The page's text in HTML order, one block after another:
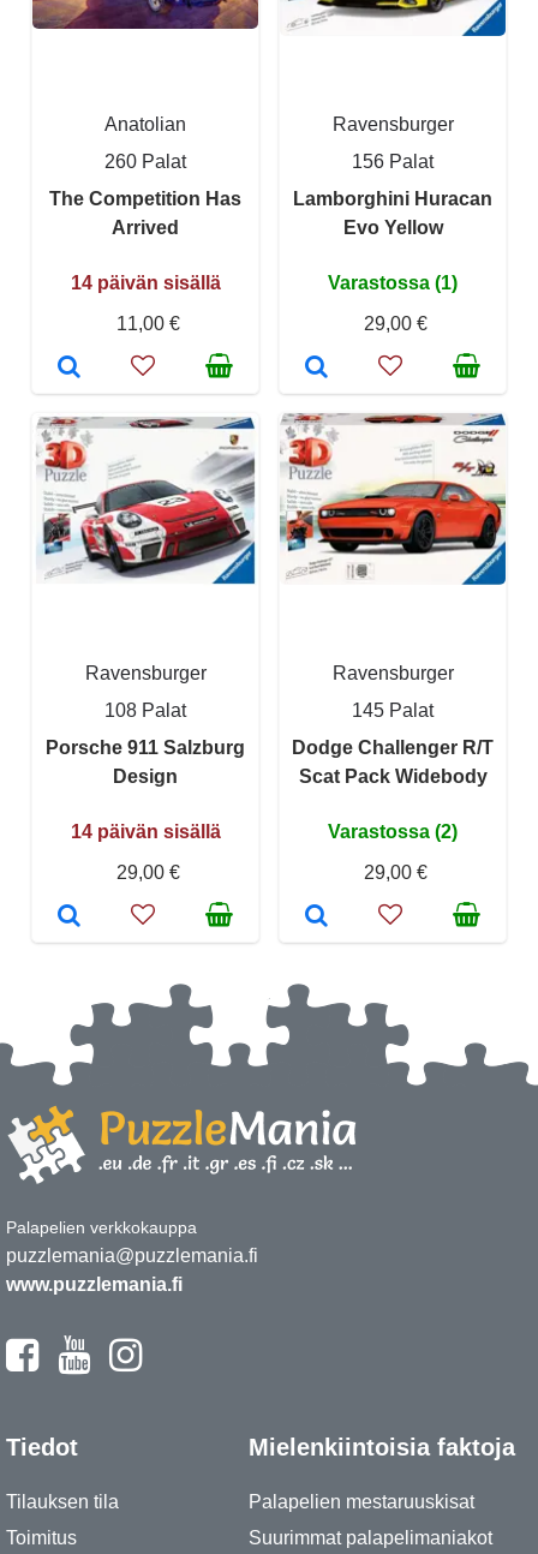
Anatolian
260 Palat
The Competition Has
Arrived
14 päivän sisällä
11,00 €
Ravensburger
156 Palat
Lamborghini Huracan
Evo Yellow
Varastossa (1)
29,00 €
Ravensburger
108 Palat
Porsche 911 Salzburg
Design
14 päivän sisällä
29,00 €
Ravensburger
145 Palat
Dodge Challenger R/T
Scat Pack Widebody
Varastossa (2)
29,00 €
Palapelien verkkokauppa
puzzlemania@puzzlemania.fi
www.puzzlemania.fi
Tiedot
Tilauksen tila
Toimitus
Mielenkiintoisia faktoja
Palapelien mestaruuskisat
Suurimmat palapelimaniakot